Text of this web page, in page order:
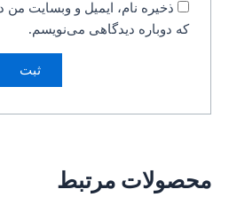
ذخیره نام، ایمیل و وبسایت من
که دوباره دیدگاهی می‌نویسم.
محصولات مرتبط